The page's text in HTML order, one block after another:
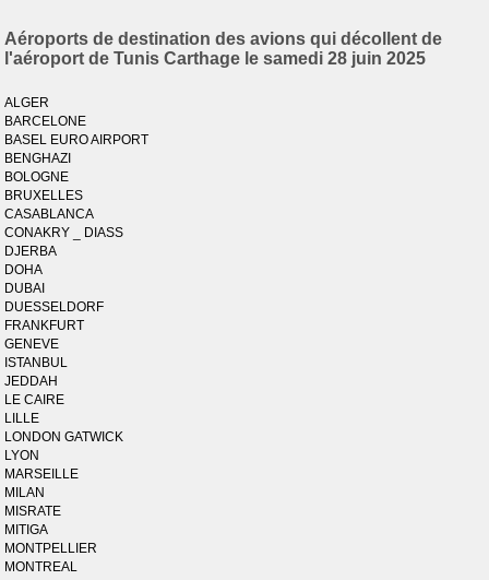
Aéroports de destination des avions qui décollent de
l'aéroport de Tunis Carthage le samedi 28 juin 2025
ALGER
BARCELONE
BASEL EURO AIRPORT
BENGHAZI
BOLOGNE
BRUXELLES
CASABLANCA
CONAKRY _ DIASS
DJERBA
DOHA
DUBAI
DUESSELDORF
FRANKFURT
GENEVE
ISTANBUL
JEDDAH
LE CAIRE
LILLE
LONDON GATWICK
LYON
MARSEILLE
MILAN
MISRATE
MITIGA
MONTPELLIER
MONTREAL